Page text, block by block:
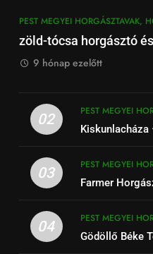
PEST MEGYEI HORGÁSZTAVAK,
zöld-tócsa horgásztó
9 hónap ezelőtt
02
PEST MEGYEI
03
PEST MEGYEI
Farmer
04
PEST MEGYEI
Gödöllő Béke